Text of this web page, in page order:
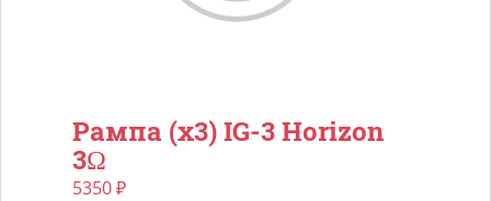
Рампа (х3) IG-3 Horizon
3Ω
5350₽